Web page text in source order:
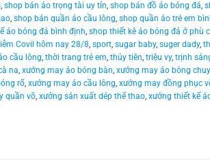
, shop bán áo trọng tài uy tín, shop bán đồ áo bóng đá,
, shop bán quần áo cầu lông, shop quần áo trẻ em
áo bóng đá bình định, shop thiết kê áo bóng đá ở phù
Covil hôm nay 28/8, sport, sugar baby, suger dady,
cầu lông, thời trang trẻ em, thủy tiên, triệu vy, trịnh
na, xưởng may áo bóng bàn, xưởng may áo bóng
rổ, xưởng may áo cầu lông, xưởng may đồng phục
quần võ, xưởng sản xuất dép thể thao, xưởng thiết kế